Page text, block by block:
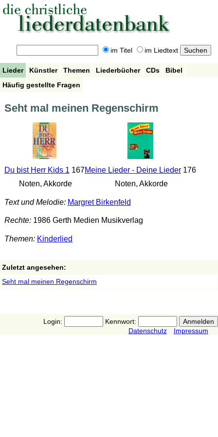
im Titel im Liedtext
Lieder Künstler Themen Liederbücher CDs
Bibel
Häufig gestellte Fragen
Seht mal meinen Regenschirm
Du bist Herr Kids 1 167
Noten, Akkorde
Meine Lieder - Deine Lieder176
Noten, Akkorde
Text und Melodie: Margret Birkenfeld
Rechte:1986 Gerth Medien Musikverlag
Themen: Kinderlied
Zuletzt angesehen:
Seht mal meinen Regenschirm
Login:
Kennwort:
Datenschutz
Impressum